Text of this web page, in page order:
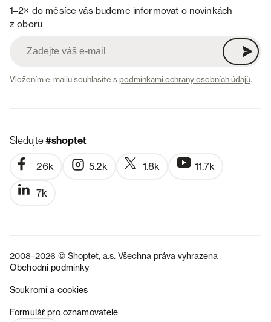
1–2× do měsíce vás budeme informovat o novinkách
z oboru
Vložením e-mailu souhlasíte spodmínkami ochrany osobních údajů.
Sledujte#shoptet
26k 5.2k 1.8k 11.7k
7k
2008–2026 © Shoptet, a.s. Všechna práva vyhrazena
Obchodní podmínky
Soukromí a cookies
Formulář pro oznamovatele